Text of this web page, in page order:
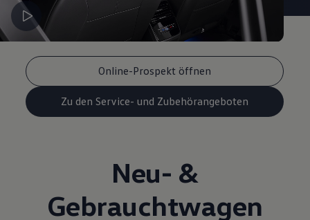
Online-Prospekt öffnen
Zu den Service- und Zubehörangeboten
Neu- &
Gebrauchtwagen